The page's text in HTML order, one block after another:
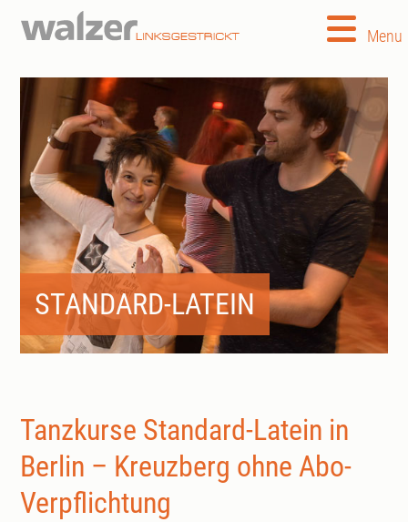
Menu
STANDARD-LATEIN
Tanzkurse Standard-Latein in
Berlin – Kreuzberg ohne Abo-
Verpflichtung